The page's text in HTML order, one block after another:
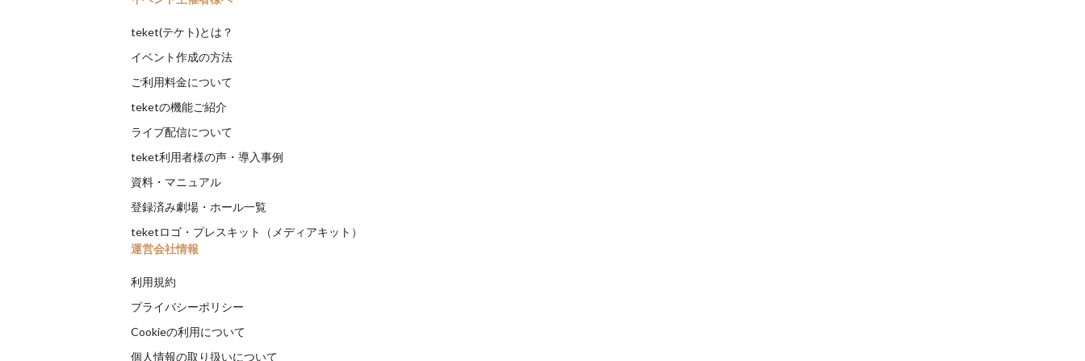
teket(テケト)とは？
イベント作成の方法
ご利用料金について
teketの機能ご紹介
ライブ配信について
teket利用者様の声・導入事例
資料・マニュアル
登録済み劇場・ホール一覧
teketロゴ・プレスキット（メディアキット）
運営会社情報
利用規約
プライバシーポリシー
Cookieの利用について
個人情報の取り扱いについて